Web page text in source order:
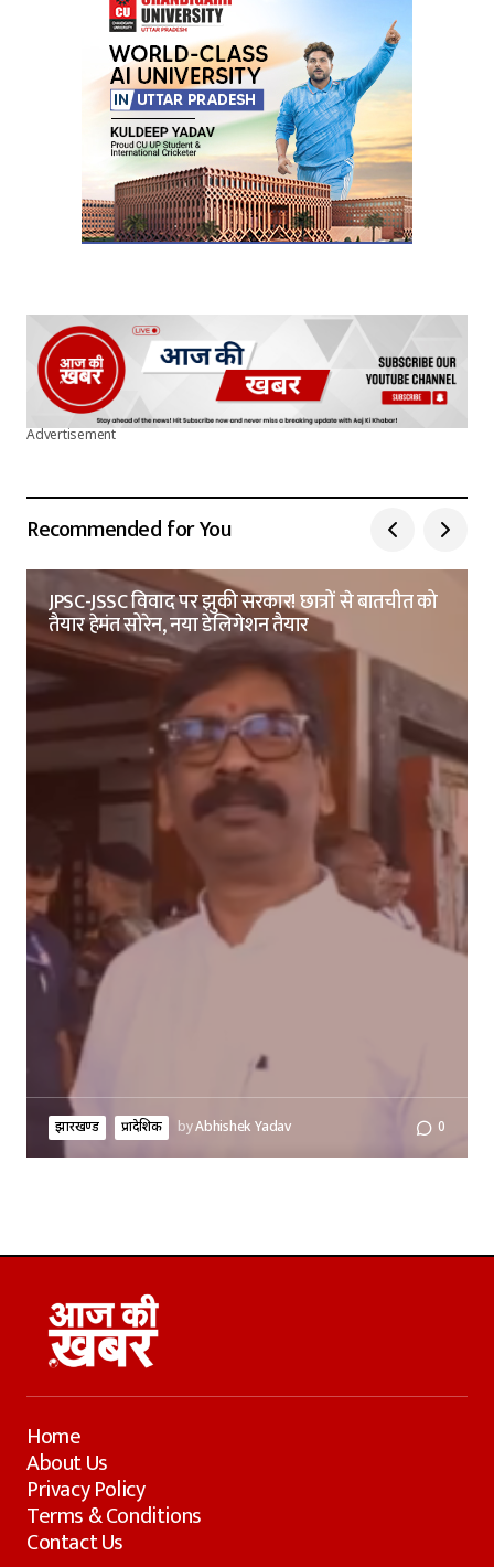
Your E-mail*
Submit Comment
Advertisement
Recommended for You
JPSC-JSSC विवाद पर झुकी सरकार! छात्रों से बातचीत को
तैयार हेमंत सोरेन, नया डेलिगेशन तैयार
झारखण्ड प्रादेशिक byAbhishek Yadav 0
Home
About Us
Privacy Policy
Terms & Conditions
Contact Us